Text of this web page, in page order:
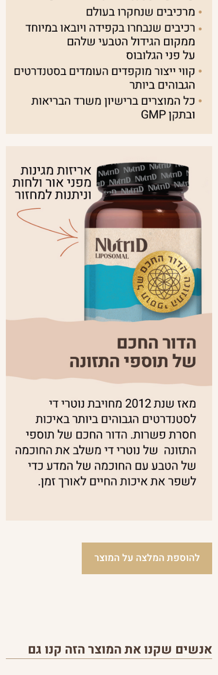
להוספת המלצה על המוצר
אנשים שקנו את המוצר הזה קנו גם